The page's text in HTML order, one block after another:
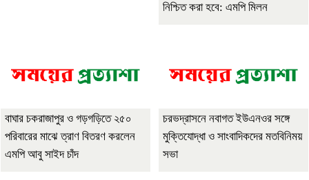
নিশ্চিত করা হবে: এমপি মিলন
বাঘার চকরাজাপুর ও গড়গড়িতে ২৫০
পরিবারের মাঝে ত্রাণ বিতরণ করলেন
এমপি আবু সাইদ চাঁদ
চরভদ্রাসনে নবাগত ইউএনওর সঙ্গে
মুক্তিযোদ্ধা ও সাংবাদিকদের মতবিনিময়
সভা